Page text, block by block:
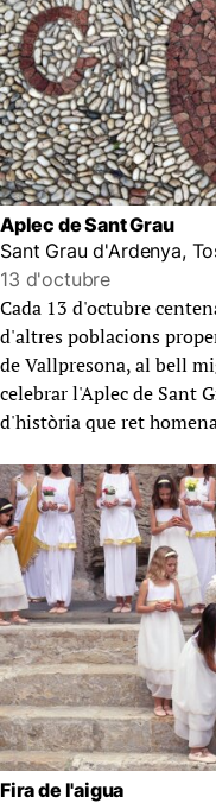
Aplec de Sant Grau
Sant Grau d'Ardenya,
13 d'octubre
Cada 13 d'octubre
d'altres poblacions
de Vallpresona, al bell
celebrar l'Aplec de Sant
d'història que ret
Fira de l'aigua